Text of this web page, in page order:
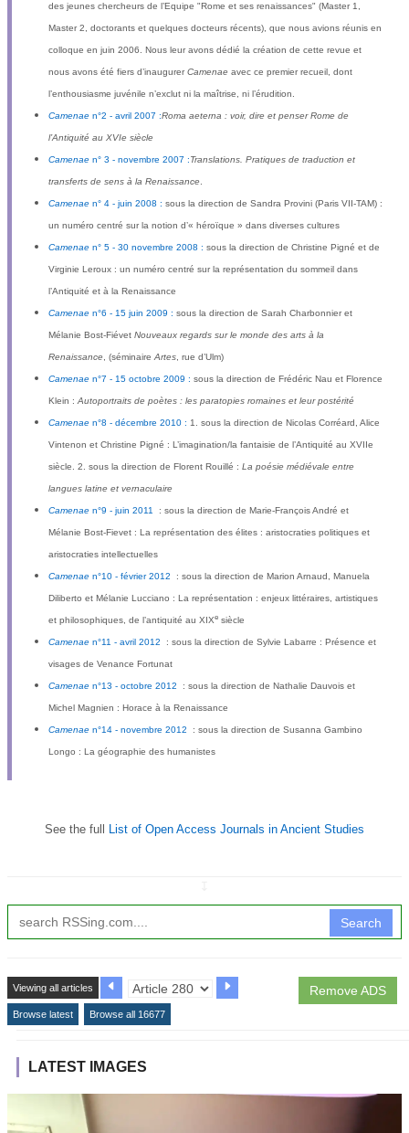
des jeunes chercheurs de l’Equipe "Rome et ses renaissances" (Master 1,
Master 2, doctorants et quelques docteurs récents), que nous avions réunis en
colloque en juin 2006. Nous leur avons dédié la création de cette revue et
nous avons été fiers d’inaugurerCamenae avec ce premier recueil, dont
l’enthousiasme juvénile n’exclut ni la maîtrise, ni l’érudition.
Camenae n°2 - avril 2007 :Roma aeterna : voir, dire et penser Rome de
l’Antiquité au XVIe siècle
Camenae n° 3 - novembre 2007 :Translations. Pratiques de traduction et
transferts de sens à la Renaissance
Camenae n° 4 - juin 2008 : sous la direction de Sandra Provini (Paris VII-TAM) :
un numéro centré sur la notion d’« héroïque » dans diverses cultures
Camenae n° 5 - 30 novembre 2008 : sous la direction de Christine Pigné et de
Virginie Leroux : un numéro centré sur la représentation du sommeil dans
l’Antiquité et à la Renaissance
Camenae n°6 - 15 juin 2009 : sous la direction de Sarah Charbonnier et
Mélanie Bost-Fiévet Nouveaux regards sur le monde des arts à la
Renaissance , (séminaire Artes , rue d’Ulm)
Camenae n°7 - 15 octobre 2009 : sous la direction de Frédéric Nau et Florence
Klein : Autoportraits de poètes : les paratopies romaines et leur postérité
Camenae n°8 - décembre 2010 : 1. sous la direction de Nicolas Corréard, Alice
Vintenon et Christine Pigné : L’imagination/la fantaisie de l’Antiquité au XVIIe
siècle. 2. sous la direction de Florent Rouillé : La poésie médiévale entre
langues latine et vernaculaire
Camenae n°9 - juin 2011 : sous la direction de Marie-François André et
Mélanie Bost-Fievet : La représentation des élites : aristocraties politiques et
aristocraties intellectuelles
Camenae n°10 - février 2012 : sous la direction de Marion Arnaud, Manuela
Diliberto et Mélanie Lucciano : La représentation : enjeux littéraires, artistiques
et philosophiques, de l’antiquité au XIXe siècle
Camenae n°11 - avril 2012 : sous la direction de Sylvie Labarre : Présence et
visages de Venance Fortunat
Camenae n°13 - octobre 2012 : sous la direction de Nathalie Dauvois et
Michel Magnien : Horace à la Renaissance
Camenae n°14 - novembre 2012 : sous la direction de Susanna Gambino
Longo : La géographie des humanistes
See the full List of Open Access Journals in Ancient Studies
Search
Remove ADS
Viewing all articles
Browse latest Browse all 16677
LATEST IMAGES